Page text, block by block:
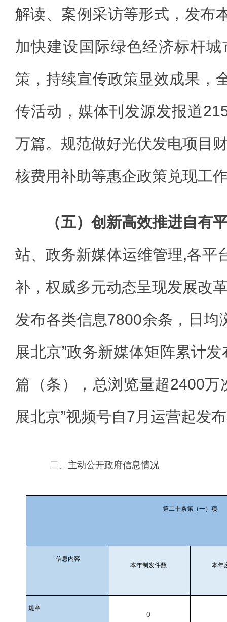
解读、案例采访等形式，发布
加快建设国际绿色经济标杆
策，持续宣传政策显效成果，
传活动，媒体刊发源发报道
万篇。规范做好光伏发电项目
核费用补助等惠企政策兑现工
（五）创新高效推进自有
站、政务新媒体运维管理,各平
补，权威多元动态呈现发展改
发布各类信息7800余条，日均
展北京”政务新媒体矩阵累计
篇（条），总浏览量超2400万
展北京”视频号自7月运营起发
二、主动公开政府信息情况
第二十条第（一）项
信息内容
本年制发件数
本年
规章
0